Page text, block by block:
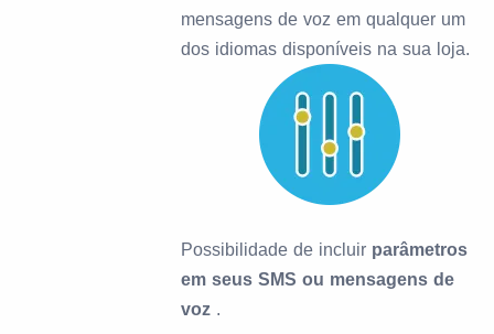
mensagens de voz em qualquer um
dos idiomas disponíveis na sua loja.
Possibilidade de incluir parâmetros
em seus SMS ou mensagens de
voz .